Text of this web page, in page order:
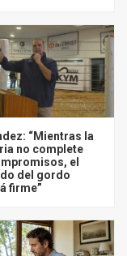
“Mientras la
no complete
el
del gordo
firme”